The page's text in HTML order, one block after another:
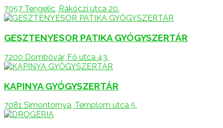
7057 Tengelic, Rákóczi utca 20.
GESZTENYESOR PATIKA GYÓGYSZERTÁR
7200 Dombóvár, Fő utca 43.
KAPINYA GYÓGYSZERTÁR
7081 Simontornya, Templom utca 5.